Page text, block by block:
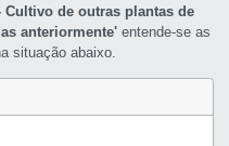
Cultivo de outras plantas de
anteriormente' entende-se as
situação abaixo.